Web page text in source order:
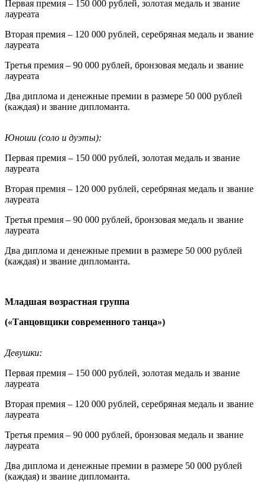
Первая премия – 150 000 рублей, золотая медаль и звание
лауреата
Вторая премия – 120 000 рублей, серебряная медаль и звание
лауреата
Третья премия – 90 000 рублей, бронзовая медаль и звание
лауреата
Два диплома и денежные премии в размере 50 000 рублей
(каждая) и звание дипломанта.
Юноши (соло и дуэты):
Первая премия – 150 000 рублей, золотая медаль и звание
лауреата
Вторая премия – 120 000 рублей, серебряная медаль и звание
лауреата
Третья премия – 90 000 рублей, бронзовая медаль и звание
лауреата
Два диплома и денежные премии в размере 50 000 рублей
(каждая) и звание дипломанта.
Младшая возрастная группа
(«Танцовщики современного танца»)
Девушки:
Первая премия – 150 000 рублей, золотая медаль и звание
лауреата
Вторая премия – 120 000 рублей, серебряная медаль и звание
лауреата
Третья премия – 90 000 рублей, бронзовая медаль и звание
лауреата
Два диплома и денежные премии в размере 50 000 рублей
(каждая) и звание дипломанта.